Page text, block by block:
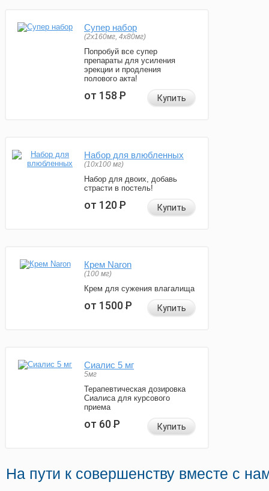
Супер набор
(2х160мг, 4х80мг)
Попробуй все супер
препараты для усиления
эрекции и продления
полового акта!
от 158Р Купить
Набор для влюбленных
(10х100 мг)
Набор для двоих, добавь
страсти в постель!
от 120Р Купить
Крем Naron
(100 мг)
Крем для сужения влагалища
от 1500Р Купить
Сиалис 5 мг
5мг
Терапевтическая дозировка
Сиалиса для курсового
приема
от 60Р Купить
На пути к совершенству вместе с